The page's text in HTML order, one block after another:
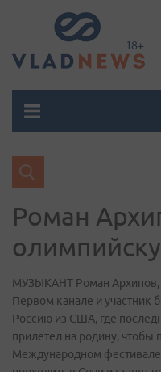
Роман
МУЗЫКАНТ Роман Архипов,
Первом канале и участник
Россию из США, где
прилетел на родину, чтобы
Международном фестивале